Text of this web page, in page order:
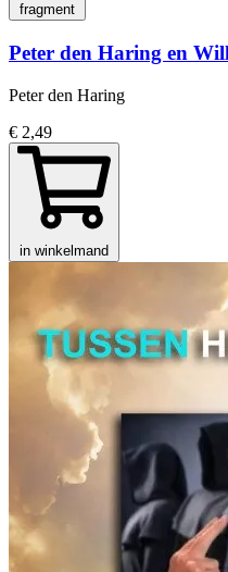
fragment
Peter den Haring en
Peter den Haring
€ 2,49
in winkelmand